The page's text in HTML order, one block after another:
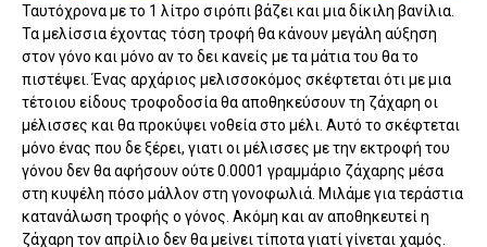
Ταυτόχρονα με το 1 λίτρο σιρόπι βάζει και μια δίκιλη βανίλια.
Τα μελίσσια έχοντας τόση τροφή θα κάνουν μεγάλη αύξηση
στον γόνο και μόνο αν το δει κανείς με τα μάτια του θα το
πιστέψει. Ένας αρχάριος μελισσοκόμος σκέφτεται ότι με μια
τέτοιου είδους τροφοδοσία θα αποθηκεύσουν τη ζάχαρη οι
μέλισσες και θα προκύψει νοθεία στο μέλι. Αυτό το σκέφτεται
μόνο ένας που δε ξέρει, γιατι οι μέλισσες με την εκτροφή του
γόνου δεν θα αφήσουν ούτε 0.0001 γραμμάριο ζάχαρης μέσα
στη κυψέλη πόσο μάλλον στη γονοφωλιά. Μιλάμε για τεράστια
κατανάλωση τροφής ο γόνος. Ακόμη και αν αποθηκευτεί η
ζάχαρη τον απρίλιο δεν θα μείνει τίποτα γιατί γίνεται χαμός.